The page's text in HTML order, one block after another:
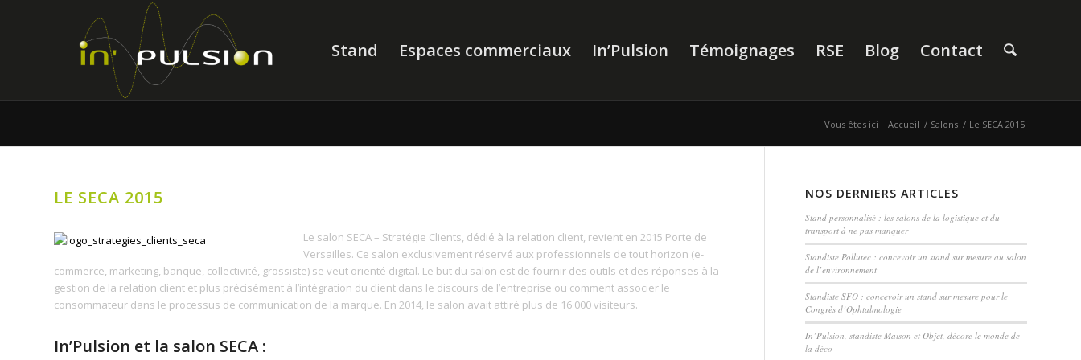
Stand Espaces commerciaux In’Pulsion Témoignages RSE Blog Contact
Vous êtes ici : Accueil / Salons / Le SECA 2015
LE SECA 2015
Le salon SECA – Stratégie Clients, dédié à la relation client, revient en 2015 Porte de
Versailles. Ce salon exclusivement réservé aux professionnels de tout horizon (e-
commerce, marketing, banque, collectivité, grossiste) se veut orienté digital. Le but du salon est de fournir des outils et des réponses à la
gestion de la relation client et plus précisément à l’intégration du client dans le discours de l’entreprise ou comment associer le
consommateur dans le processus de communication de la marque. En 2014, le salon avait attiré plus de 16 000 visiteurs.
In’Pulsion et la salon SECA :
NOS DERNIERS ARTICLES
Stand personnalisé : les salons de la logistique et du
transport à ne pas manquer
Standiste Pollutec : concevoir un stand sur mesure au salon
de l’environnement
Standiste SFO : concevoir un stand sur mesure pour le
Congrès d’Ophtalmologie
In’Pulsion, standiste Maison et Objet, décore le monde de
la déco